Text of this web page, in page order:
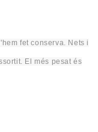
fet conserva. Nets i
El més pesat és